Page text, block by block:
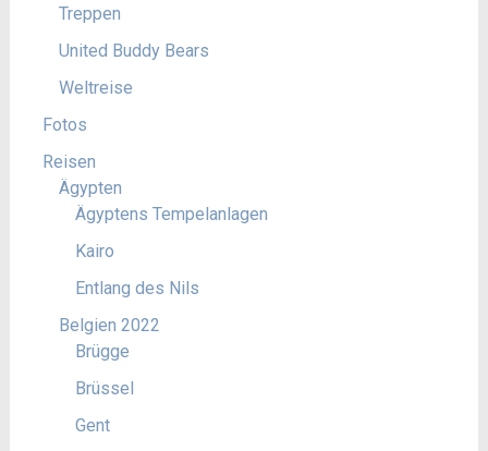
Treppen
United Buddy Bears
Weltreise
Fotos
Reisen
Ägypten
Ägyptens Tempelanlagen
Kairo
Entlang des Nils
Belgien 2022
Brügge
Brüssel
Gent